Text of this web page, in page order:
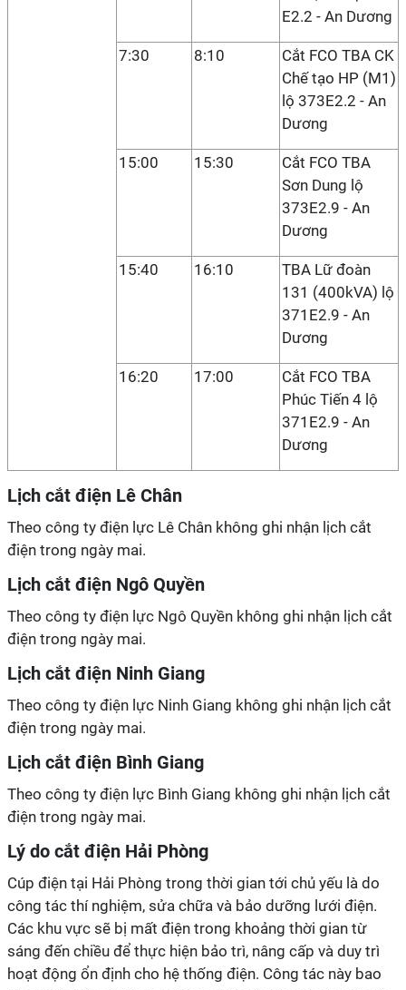
E2.2 - An Dương
7:30 8:10
Cắt FCO TBA CK
Chế tạo HP (M1)
lộ 373E2.2 - An
Dương
15:00 15:30
Cắt FCO TBA
Sơn Dung lộ
373E2.9 - An
Dương
15:40 16:10
TBA Lữ đoàn
131 (400kVA) lộ
371E2.9 - An
Dương
16:20 17:00
Cắt FCO TBA
Phúc Tiến 4 lộ
371E2.9 - An
Dương
Lịch cắt điện Lê Chân
Theo công ty điện lực Lê Chân không ghi nhận lịch cắt
điện trong ngày mai.
Lịch cắt điện Ngô Quyền
Theo công ty điện lực Ngô Quyền không ghi nhận lịch cắt
điện trong ngày mai.
Lịch cắt điện Ninh Giang
Theo công ty điện lực Ninh Giang không ghi nhận lịch cắt
điện trong ngày mai.
Lịch cắt điện Bình Giang
Theo công ty điện lực Bình Giang không ghi nhận lịch cắt
điện trong ngày mai.
Lý do cắt điện Hải Phòng
Cúp điện tại Hải Phòng trong thời gian tới chủ yếu là do
công tác thí nghiệm, sửa chữa và bảo dưỡng lưới điện.
Các khu vực sẽ bị mất điện trong khoảng thời gian từ
sáng đến chiều để thực hiện bảo trì, nâng cấp và duy trì
hoạt động ổn định cho hệ thống điện. Công tác này bao